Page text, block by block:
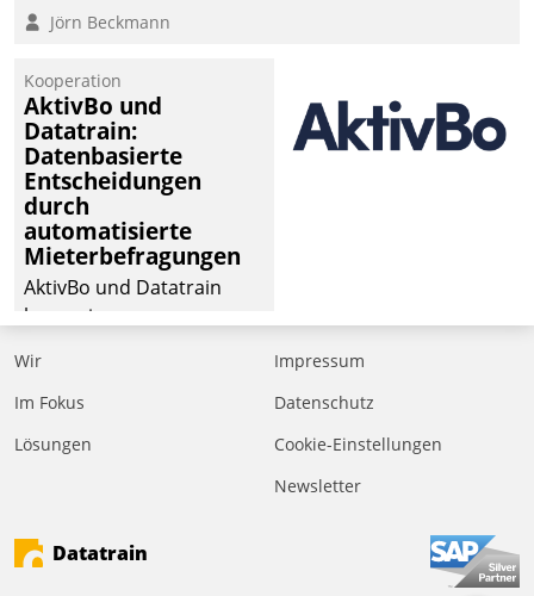
Jörn Beckmann
Kooperation
AktivBo und
Datatrain:
Datenbasierte
Entscheidungen
durch
automatisierte
Mieterbefragungen
AktivBo und Datatrain
kooperieren –
profitieren: Die nahtlose
Integration der Lösungen
Datatrain ermöglicht
Mieterbefragungen – eine
starke Grundlage für
Wir
Im Fokus
Lösungen
Impressum
Datenschutz
Cookie-Einstellungen
Newsletter
Datatrain